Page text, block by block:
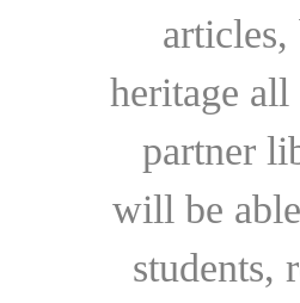
heritage
partner
will be
students,